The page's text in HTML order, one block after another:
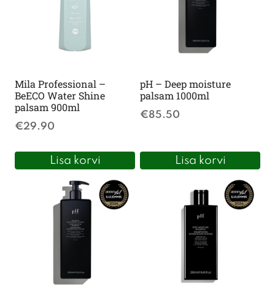
Mila Professional –
BeECO Water Shine
palsam 900ml
€29.90
Lisa korvi
pH – Deep moisture
palsam 1000ml
€85.50
Lisa korvi